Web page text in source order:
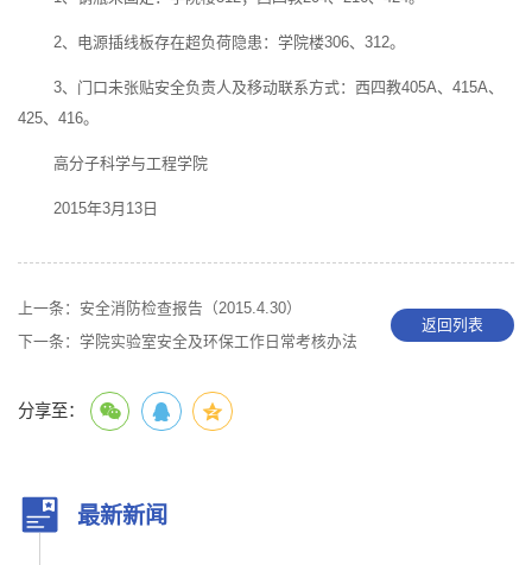
2、电源插线板存在超负荷隐患：学院楼306、312。
3、门口未张贴安全负责人及移动联系方式：西四教405A、415A、
425、416。
高分子科学与工程学院
2015年3月13日
上一条： 安全消防检查报告（2015.4.30）
下一条： 学院实验室安全及环保工作日常考核办法
返回列表
分享至：
最新新闻